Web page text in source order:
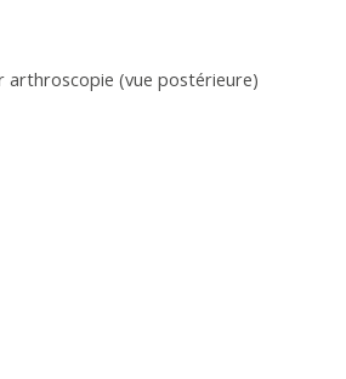
arthroscopie (vue postérieure)